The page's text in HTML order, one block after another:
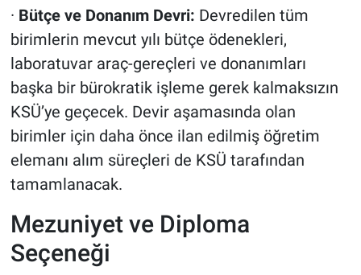
· Bütçe ve Donanım Devri: Devredilen tüm
birimlerin mevcut yılı bütçe ödenekleri,
laboratuvar araç-gereçleri ve donanımları
başka bir bürokratik işleme gerek kalmaksızın
KSÜ’ye geçecek. Devir aşamasında olan
birimler için daha önce ilan edilmiş öğretim
elemanı alım süreçleri de KSÜ tarafından
tamamlanacak.
Mezuniyet ve Diploma
Seçeneği